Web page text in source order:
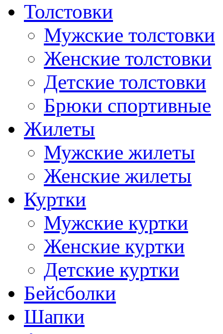
Толстовки
Мужские толстовки
Женские толстовки
Детские толстовки
Брюки спортивные
Жилеты
Мужские жилеты
Женские жилеты
Куртки
Мужские куртки
Женские куртки
Детские куртки
Бейсболки
Шапки